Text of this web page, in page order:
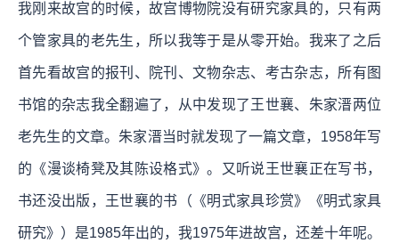
我刚来故宫的时候，故宫博物院没有研究家具的，只有两
个管家具的老先生，所以我等于是从零开始。我来了之后
首先看故宫的报刊、院刊、文物杂志、考古杂志，所有图
书馆的杂志我全翻遍了，从中发现了王世襄、朱家溍两位
老先生的文章。朱家溍当时就发现了一篇文章，1958年写
的《漫谈椅凳及其陈设格式》。又听说王世襄正在写书，
书还没出版，王世襄的书（《明式家具珍赏》《明式家具
研究》）是1985年出的，我1975年进故宫，还差十年呢。